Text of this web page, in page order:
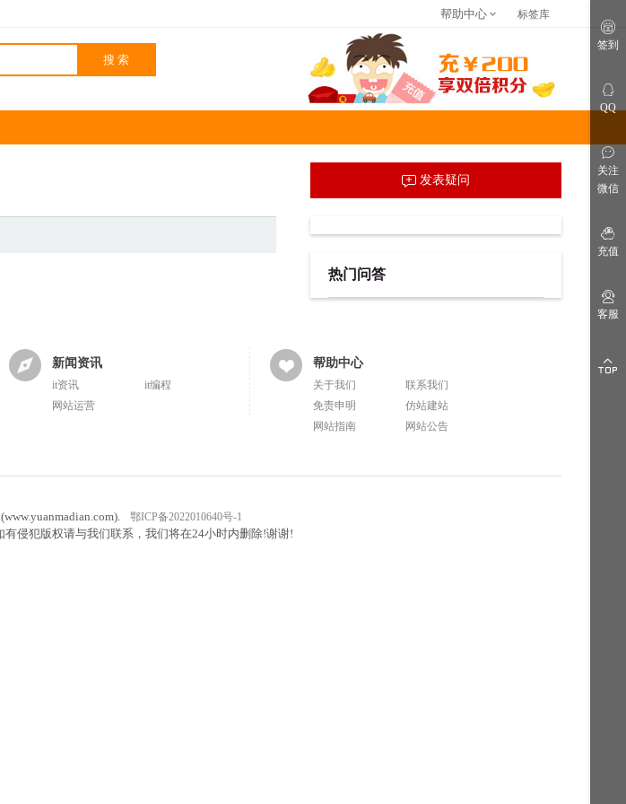
帮助中心
仿站建站
网站指南
网站公告
标签库
发表疑问
热门问答
新闻资讯
it资讯
it编程
网站运营
帮助中心
关于我们
联系我们
免责申明
仿站建站
网站指南
网站公告
鄂ICP备2022010640号-1
侵犯版权请与我们联系，我们将在24小时内删除!谢谢!
签到
QQ
关注
微信
充值
客服